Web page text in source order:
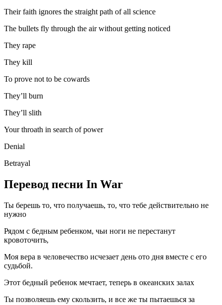
Their faith ignores the straight path of all science
The bullets fly through the air without getting noticed
They rape
They kill
To prove not to be cowards
They’ll burn
They’ll slith
Your throath in search of power
Denial
Betrayal
Перевод песни In War
Ты берешь то, что получаешь, то, что тебе действительно не
нужно
Рядом с бедным ребенком, чьи ноги не перестанут
кровоточить,
Моя вера в человечество исчезает день ото дня вместе с его
судьбой.
Этот бедный ребенок мечтает, теперь в океанских залах
Ты позволяешь ему скользить, и все же ты пытаешься за